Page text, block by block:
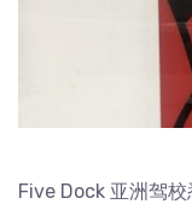
Five Dock 亚洲驾